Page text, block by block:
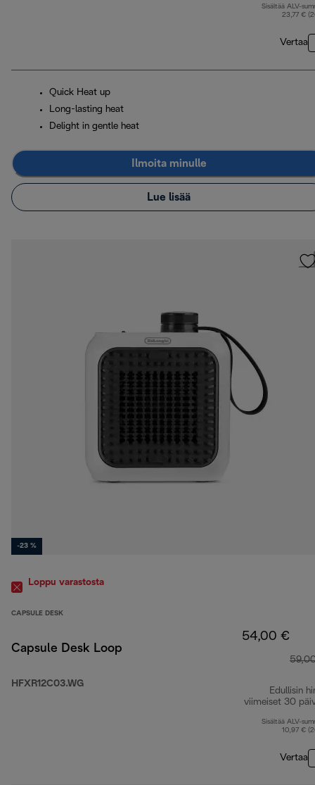
Sisältää ALV-
23,77 €
Vertaa
Quick Heat up
Long-lasting heat
Delight in gentle heat
Ilmoita minulle
Lue lisää
-23 %
Loppu varastosta
CAPSULE DESK
Capsule Desk Loop
HFXR12C03.WG
54,00 €
Edullisin
viimeiset 30
Sisältää ALV-
10,97 €
Vertaa